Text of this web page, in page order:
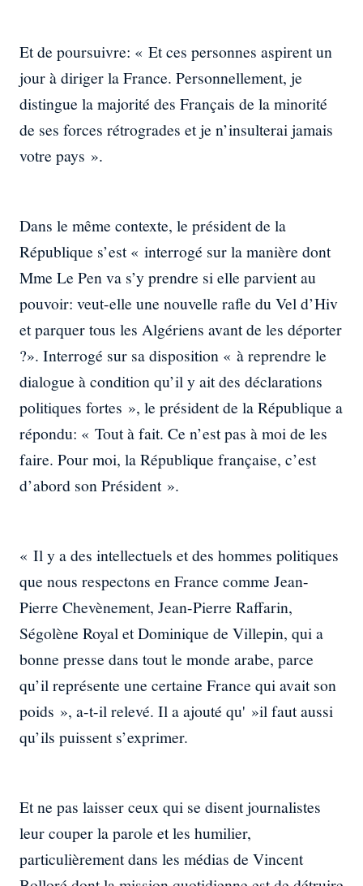
Et de poursuivre: « Et ces personnes aspirent un
jour à diriger la France. Personnellement, je
distingue la majorité des Français de la minorité
de ses forces rétrogrades et je n’insulterai jamais
votre pays ».
Dans le même contexte, le président de la
République s’est « interrogé sur la manière dont
Mme Le Pen va s’y prendre si elle parvient au
pouvoir: veut-elle une nouvelle rafle du Vel d’Hiv
et parquer tous les Algériens avant de les déporter
?». Interrogé sur sa disposition « à reprendre le
dialogue à condition qu’il y ait des déclarations
politiques fortes », le président de la République a
répondu: « Tout à fait. Ce n’est pas à moi de les
faire. Pour moi, la République française, c’est
d’abord son Président ».
« Il y a des intellectuels et des hommes politiques
que nous respectons en France comme Jean-
Pierre Chevènement, Jean-Pierre Raffarin,
Ségolène Royal et Dominique de Villepin, qui a
bonne presse dans tout le monde arabe, parce
qu’il représente une certaine France qui avait son
poids », a-t-il relevé. Il a ajouté qu' »il faut aussi
qu’ils puissent s’exprimer.
Et ne pas laisser ceux qui se disent journalistes
leur couper la parole et les humilier,
particulièrement dans les médias de Vincent